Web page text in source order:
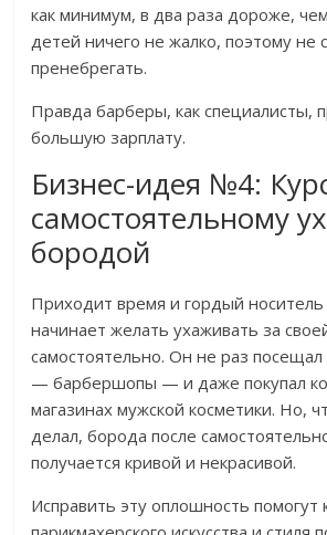
как минимум, в два раза дороже,
детей ничего не жалко, поэтому не
пренебрегать.
Правда барберы, как специалисты,
большую зарплату.
Бизнес-идея №4:
самостоятельному
бородой
Приходит время и гордый
начинает желать ухаживать за
самостоятельно. Он не раз посещал
— барбершопы — и даже покупал
магазинах мужской косметики. Но,
делал, борода после
получается кривой и некрасивой.
Исправить эту оплошность помогут